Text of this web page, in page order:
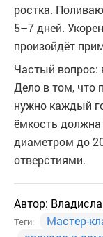
ростка.
5–7 дней.
произойдёт
Частый вопрос:
Дело в том, что
нужно каждый
ёмкость
диаметром до
отверстиями.
Автор:
Теги: Мастер-